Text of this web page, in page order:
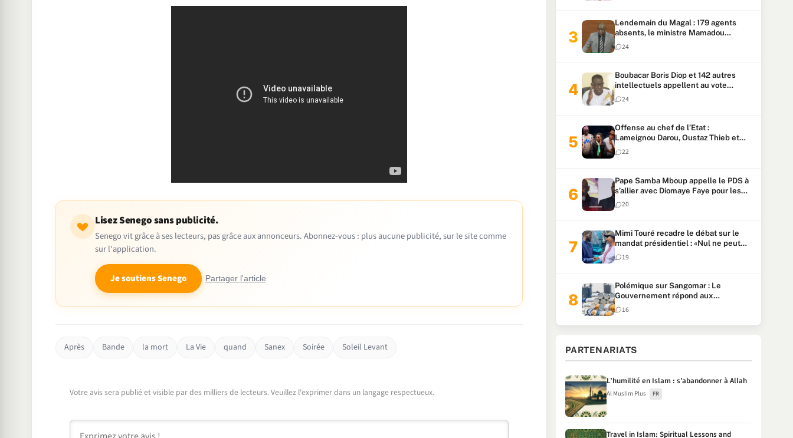
Lisez Senego sans publicité.
Senego vit grâce à ses lecteurs, pas grâce aux annonceurs. Abonnez-vous : plus aucune publicité, sur le site comme
sur l'application.
Je soutiens Senego Partager l'article
Après Bande la mort La Vie quand Sanex Soirée Soleil Levant
Votre avis sera publié et visible par des milliers de lecteurs. Veuillez l'exprimer dans un langage respectueux.
Commentaire
Lendemain du Magal : 179 agents
absents, le ministre Mamadou
Lamine Dianté exige des explications
24
Boubacar Boris Diop et 142 autres
intellectuels appellent au vote
urgent de la révision
constitutionnelle
24
Offense au chef de l’Etat :
Lameignou Darou, Oustaz Thieb et
Ndiaye Touba lourdement
condamnés
22
Pape Samba Mboup appelle le PDS à
s’allier avec Diomaye Faye pour les
locales et tacle Sonko
20
Mimi Touré recadre le débat sur le
mandat présidentiel : «Nul ne peut
faire plus de deux mandats
consécutifs de 5 ans»
19
Polémique sur Sangomar : Le
Gouvernement répond aux
accusations et clarifie le partage des
milliards
16
PARTENARIATS
L’humilité en Islam : s’abandonner à Allah
Al Muslim Plus FR
Travel in Islam: Spiritual Lessons and